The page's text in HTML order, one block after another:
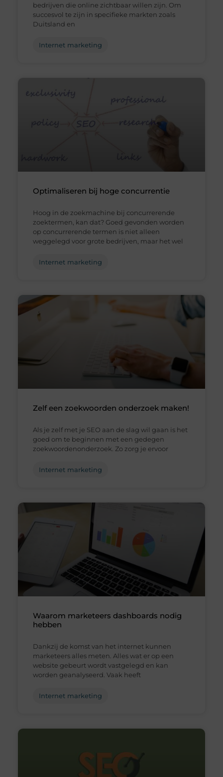
bedrijven die online zichtbaar willen zijn. Om
succesvol te zijn in specifieke markten zoals
Duitsland en
Internet marketing
Optimaliseren bij hoge concurrentie
Hoog in de zoekmachine bij concurrerende
zoektermen, kan dat? Goed gevonden worden
op concurrerende termen is niet alleen
weggelegd voor grote bedrijven, maar het wel
Internet marketing
Zelf een zoekwoorden onderzoek maken!
Als je zelf met je SEO aan de slag wil gaan is het
goed om te beginnen met een gedegen
zoekwoordenonderzoek. Zo zorg je ervoor
Internet marketing
Waarom marketeers dashboards nodig
hebben
Dankzij de komst van het internet kunnen
marketeers alles meten. Alles wat er op een
website gebeurt wordt vastgelegd en kan
worden geanalyseerd. Vaak heeft
Internet marketing